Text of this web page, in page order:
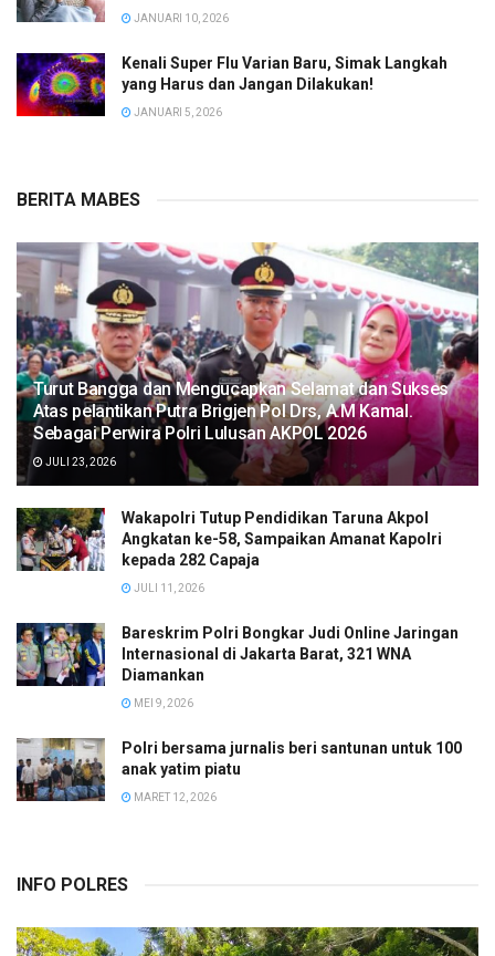
JANUARI 10, 2026
Kenali Super Flu Varian Baru, Simak Langkah
yang Harus dan Jangan Dilakukan!
JANUARI 5, 2026
BERITA MABES
Turut Bangga dan Mengucapkan Selamat dan Sukses
Atas pelantikan Putra Brigjen Pol Drs, A.M Kamal.
Sebagai Perwira Polri Lulusan AKPOL 2026
JULI 23, 2026
Wakapolri Tutup Pendidikan Taruna Akpol
Angkatan ke-58, Sampaikan Amanat Kapolri
kepada 282 Capaja
JULI 11, 2026
Bareskrim Polri Bongkar Judi Online Jaringan
Internasional di Jakarta Barat, 321 WNA
Diamankan
MEI 9, 2026
Polri bersama jurnalis beri santunan untuk 100
anak yatim piatu
MARET 12, 2026
INFO POLRES